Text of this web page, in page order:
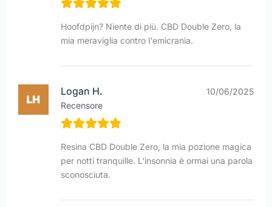
Hoofdpijn? Niente di più. CBD Double Zero, la
mia meraviglia contro l'emicrania.
Logan H.
Recensore
10/06/2025
Resina CBD Double Zero, la mia pozione magica
per notti tranquille. L'insonnia è ormai una parola
sconosciuta.